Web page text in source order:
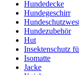
Hundedecke
Hundegeschirr
Hundezubehör
Hut
Insektenschutz
Isomatte
Jacke